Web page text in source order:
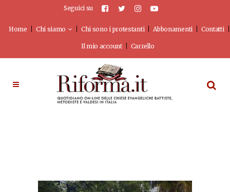
Seguici su
Home Chi siamo Chi sono i protestanti Abbonamenti Contatti
Il mio account Carrello